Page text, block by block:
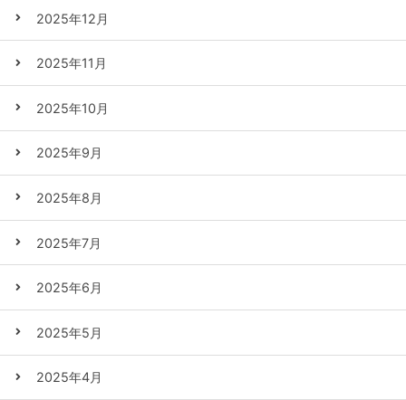
2025年12月
2025年11月
2025年10月
2025年9月
2025年8月
2025年7月
2025年6月
2025年5月
2025年4月